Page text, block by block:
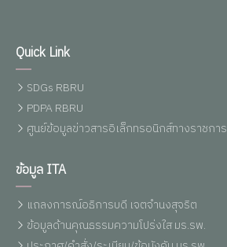
Quick Link
SDGs RBRU
PDPA RBRU
ศูนย์ข้อมูลข่าวสารอิเล็กทรอนิกส์ทางราชการ
ข้อมูล ITA
แถลงการณ์อธิการบดี เจตจำนงสุจริต
ข้อมูลด้านคุณธรรมความโปร่งใส มร.รพ.